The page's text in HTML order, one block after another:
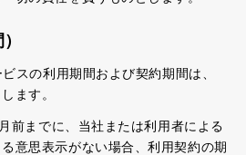
スの利用期間および契約期間は、
ます。
前までに、当社または利用者による
意思表示がない場合、利用契約の期